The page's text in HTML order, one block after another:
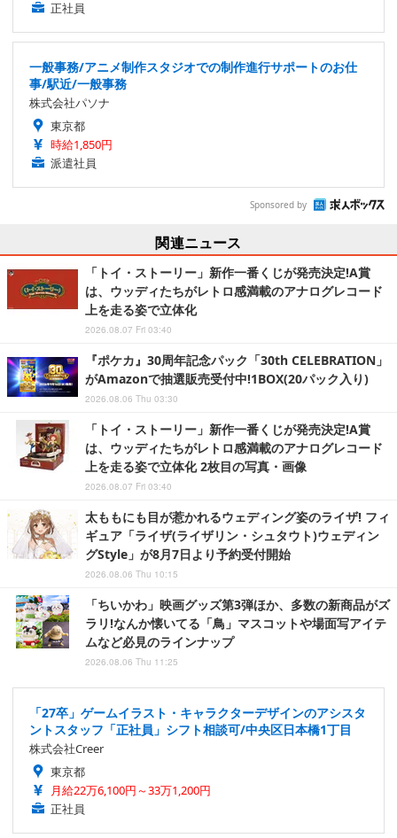
正社員
一般事務/アニメ制作スタジオでの制作進行サポートのお仕
事/駅近/一般事務
株式会社パソナ
東京都
時給1,850円
派遣社員
Sponsored by
関連ニュース
「トイ・ストーリー」新作一番くじが発売決定!A賞
は、ウッディたちがレトロ感満載のアナログレコード
上を走る姿で立体化
2026.08.07 Fri 03:40
『ポケカ』30周年記念パック「30th CELEBRATION」
がAmazonで抽選販売受付中!1BOX(20パック入り)
2026.08.06 Thu 03:30
「トイ・ストーリー」新作一番くじが発売決定!A賞
は、ウッディたちがレトロ感満載のアナログレコード
上を走る姿で立体化 2枚目の写真・画像
2026.08.07 Fri 03:40
太ももにも目が惹かれるウェディング姿のライザ! フィ
ギュア「ライザ(ライザリン・シュタウト)ウェディン
グStyle」が8月7日より予約受付開始
2026.08.06 Thu 10:15
「ちいかわ」映画グッズ第3弾ほか、多数の新商品がズ
ラリ!なんか懐いてる「鳥」マスコットや場面写アイテ
ムなど必見のラインナップ
2026.08.06 Thu 11:25
「27卒」ゲームイラスト・キャラクターデザインのアシスタ
ントスタッフ「正社員」シフト相談可/中央区日本橋1丁目
株式会社Creer
東京都
月給22万6,100円～33万1,200円
正社員